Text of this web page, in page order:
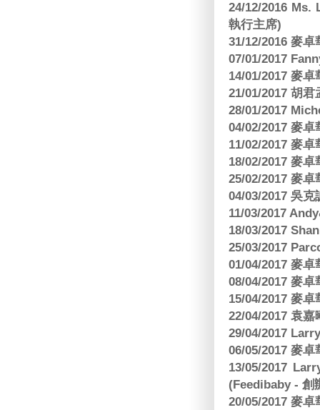
24/12/2016
執行主席)
31/12/2016 麥
07/01/2017
14/01/2017 麥
21/01/2017 胡
28/01/2017
04/02/2017 麥
11/02/2017 麥
18/02/2017 麥
25/02/2017 麥
04/03/2017 吳
11/03/2017
18/03/2017
25/03/2017
01/04/2017 麥
08/04/2017 麥
15/04/2017 麥
22/04/2017 袁
29/04/2017
06/05/2017 麥
13/05/2017
(Feedibaby - 創
20/05/2017 麥